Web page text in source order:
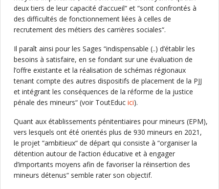
deux tiers de leur capacité d’accueil“ et “sont confrontés à
des difficultés de fonctionnement liées à celles de
recrutement des métiers des carrières sociales“.
Il paraît ainsi pour les Sages “indispensable (..) d’établir les
besoins à satisfaire, en se fondant sur une évaluation de
l’offre existante et la réalisation de schémas régionaux
tenant compte des autres dispositifs de placement de la PJJ
et intégrant les conséquences de la réforme de la justice
pénale des mineurs“ (voir ToutEduc ici).
Quant aux établissements pénitentiaires pour mineurs (EPM),
vers lesquels ont été orientés plus de 930 mineurs en 2021,
le projet “ambitieux“ de départ qui consiste à “organiser la
détention autour de l’action éducative et à engager
d’importants moyens afin de favoriser la réinsertion des
mineurs détenus“ semble rater son objectif.